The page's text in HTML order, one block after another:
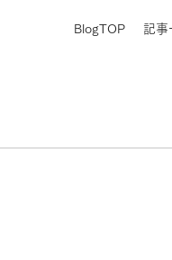
BlogTOP 記事